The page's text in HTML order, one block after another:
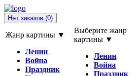
Нет заказов (0)
Жанр картины ▼
Ленин
Война
Праздник
Выберите жанр
картины ▼
Ленин
Война
Праздник